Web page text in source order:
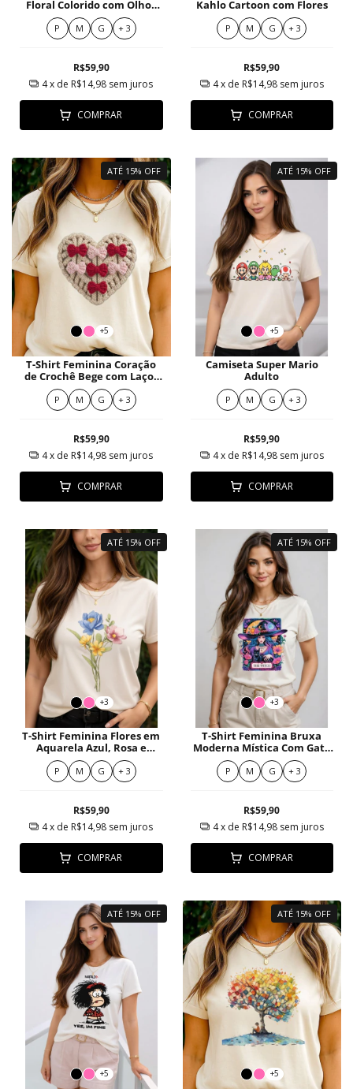
Floral Colorido com Olhos
Expressivos
P M G + 3
R$59,90
4x de R$14,98 sem juros
COMPRAR
Kahlo Cartoon com Flores
P M G + 3
R$59,90
4x de R$14,98 sem juros
COMPRAR
ATÉ 15% OFF
+5
T-Shirt Feminina Coração
de Crochê Bege com Laços
Vermelhos e Rosas
P M G + 3
R$59,90
4x de R$14,98 sem juros
COMPRAR
ATÉ 15% OFF
+5
Camiseta Super Mario
Adulto
P M G + 3
R$59,90
4x de R$14,98 sem juros
COMPRAR
ATÉ 15% OFF
+3
T-Shirt Feminina Flores em
Aquarela Azul, Rosa e
Amarelas
P M G + 3
R$59,90
4x de R$14,98 sem juros
COMPRAR
ATÉ 15% OFF
+3
T-Shirt Feminina Bruxa
Moderna Mística Com Gato
Preto E Lua
P M G + 3
R$59,90
4x de R$14,98 sem juros
COMPRAR
ATÉ 15% OFF
+5
ATÉ 15% OFF
+5